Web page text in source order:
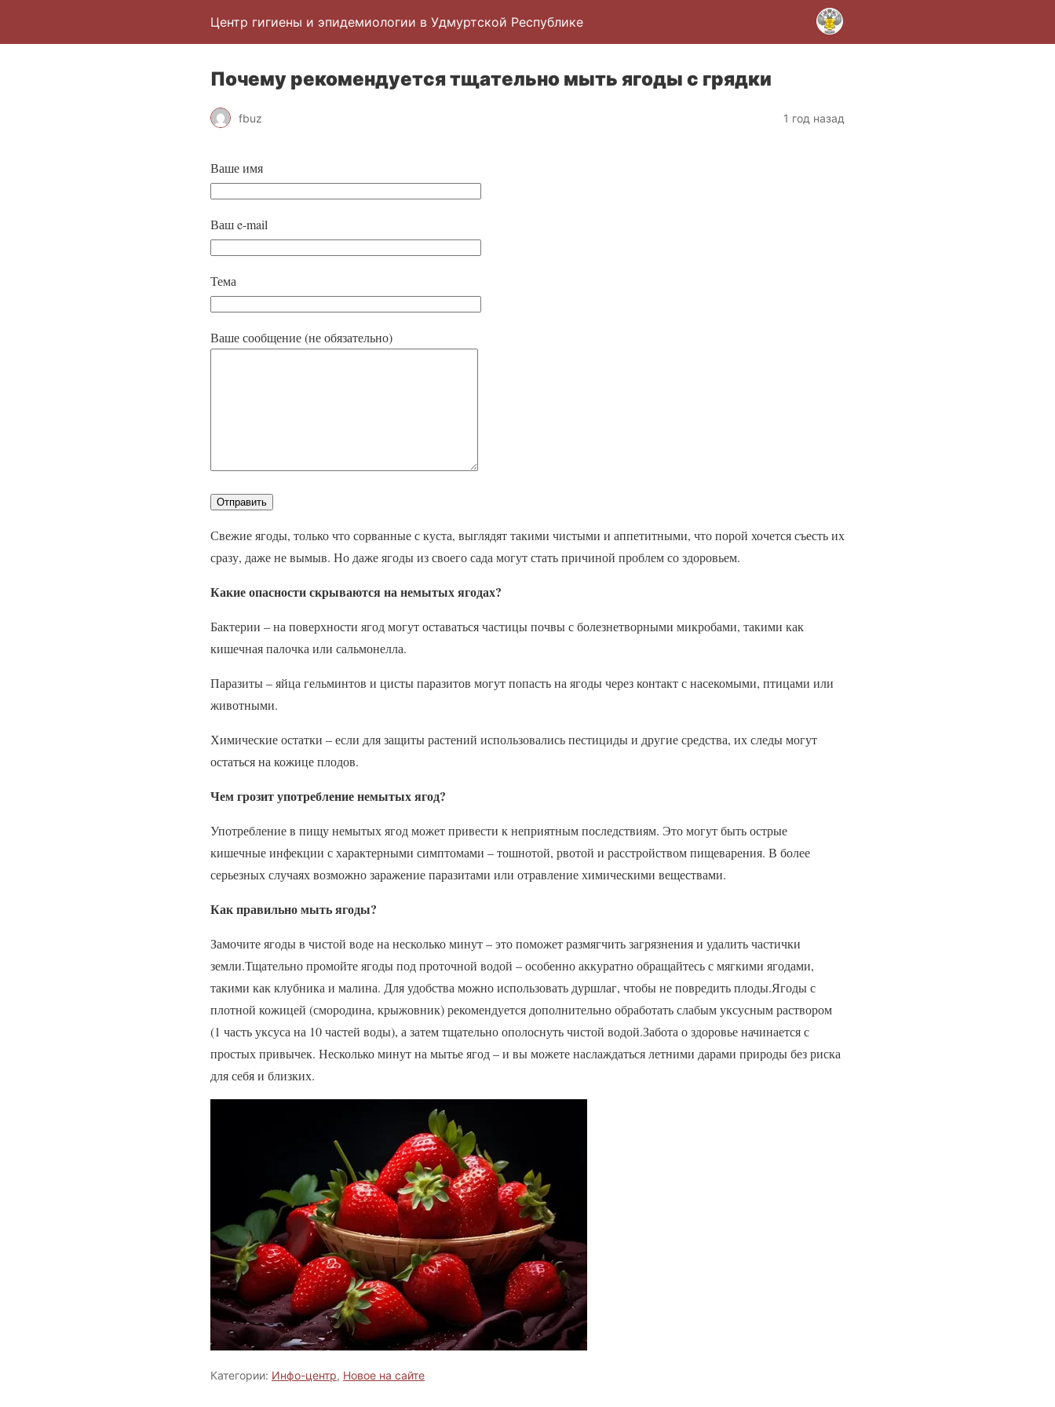
Центр гигиены и эпидемиологии в Удмуртской Республике
Почему рекомендуется тщательно мыть ягоды с грядки
fbuz 1 год назад
Ваше имя
Ваш e-mail
Тема
Ваше сообщение (не обязательно)
Свежие ягоды, только что сорванные с куста, выглядят такими чистыми и аппетитными, что порой хочется съесть их
сразу, даже не вымыв. Но даже ягоды из своего сада могут стать причиной проблем со здоровьем.
Какие опасности скрываются на немытых ягодах?
Бактерии – на поверхности ягод могут оставаться частицы почвы с болезнетворными микробами, такими как
кишечная палочка или сальмонелла.
Паразиты – яйца гельминтов и цисты паразитов могут попасть на ягоды через контакт с насекомыми, птицами или
животными.
Химические остатки – если для защиты растений использовались пестициды и другие средства, их следы могут
остаться на кожице плодов.
Чем грозит употребление немытых ягод?
Употребление в пищу немытых ягод может привести к неприятным последствиям. Это могут быть острые
кишечные инфекции с характерными симптомами – тошнотой, рвотой и расстройством пищеварения. В более
серьезных случаях возможно заражение паразитами или отравление химическими веществами.
Как правильно мыть ягоды?
Замочите ягоды в чистой воде на несколько минут – это поможет размягчить загрязнения и удалить частички
земли.Тщательно промойте ягоды под проточной водой – особенно аккуратно обращайтесь с мягкими ягодами,
такими как клубника и малина. Для удобства можно использовать дуршлаг, чтобы не повредить плоды.Ягоды с
плотной кожицей (смородина, крыжовник) рекомендуется дополнительно обработать слабым уксусным раствором
(1 часть уксуса на 10 частей воды), а затем тщательно ополоснуть чистой водой.Забота о здоровье начинается с
простых привычек. Несколько минут на мытье ягод – и вы можете наслаждаться летними дарами природы без риска
для себя и близких.
Категории: Инфо-центр, Новое на сайте